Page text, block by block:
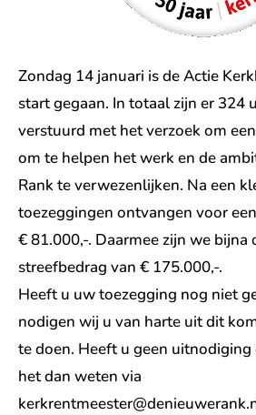
Zondag 14 januari is de Actie
start gegaan. In totaal zijn er 324
verstuurd met het verzoek om
om te helpen het werk en de
Rank te verwezenlijken. Na een
toezeggingen ontvangen voor
€ 81.000,-. Daarmee zijn we
streefbedrag van € 175.000,-.
Heeft u uw toezegging nog niet
nodigen wij u van harte uit dit
te doen. Heeft u geen
het dan weten via